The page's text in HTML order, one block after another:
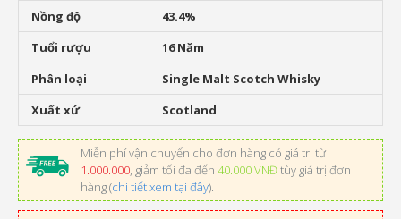
Nồng độ
43.4%
Tuổi rượu
16 Năm
Phân loại
Single Malt Scotch Whisky
Xuất xứ
Scotland
Miễn phí vận chuyển cho đơn hàng có giá trị từ
1.000.000, giảm tối đa đến 40.000 VNĐtùy giá trị đơn
hàng (chi tiết xem tại đây).